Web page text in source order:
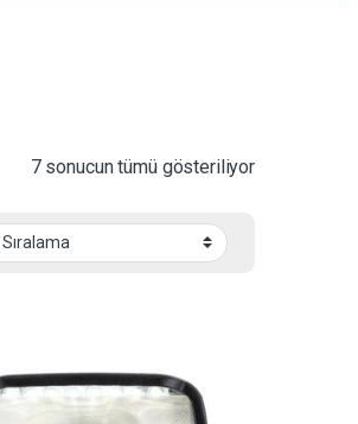
7 sonucun tümü gösteriliyor